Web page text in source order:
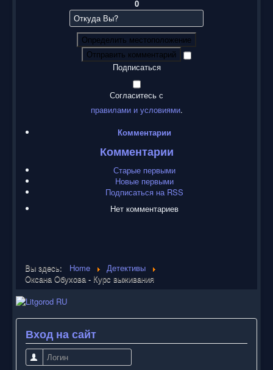
0
Определить местоположение
Отправить комментарий
Подписаться
Согласитесь с
правилами и условиями.
Комментарии
Комментарии
Старые первыми
Новые первыми
Подписаться на RSS
Нет комментариев
Вы здесь: Home
Детективы
Оксана Обухова - Курс выживания
Вход на сайт
Логин